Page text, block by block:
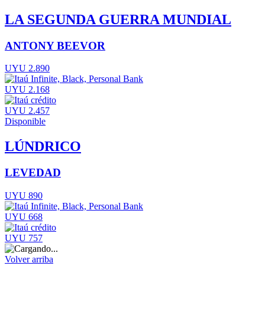
LA SEGUNDA GUERRA MUNDIAL
ANTONY BEEVOR
UYU 2.890
UYU 2.168
UYU 2.457
Disponible
LÚNDRICO
LEVEDAD
UYU 890
UYU 668
UYU 757
Volver arriba